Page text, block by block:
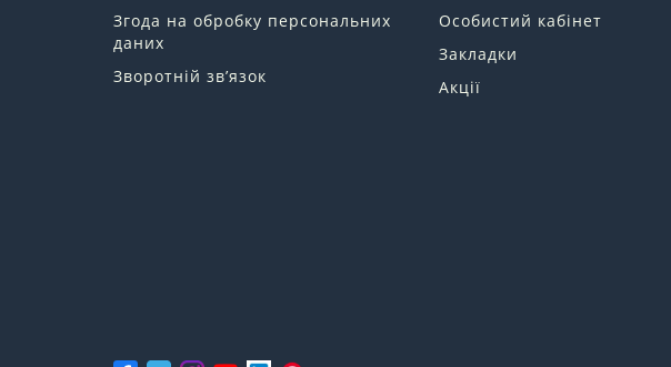
Згода на обробку персональних
даних
Зворотній зв’язок
Особистий кабінет
Закладки
Акції